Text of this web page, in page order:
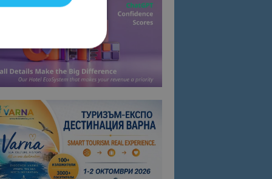
влизане и
съгласието
на сайта.